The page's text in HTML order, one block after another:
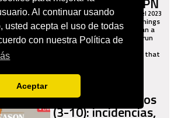
Al continuar usando
usted acepta el uso de todas
con nuestra Política de
Aceptar
Jueves 19 de Octubre del 2023
Max Scherzer lasted four innings
in his first start in more than a
month, leaving with a five-run
deficit in an 8-5 loss to the
Astros on Wednesday night that
Rangers vs. Astros
(3-10): incidencias,